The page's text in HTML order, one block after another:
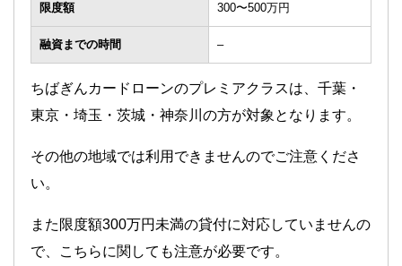
限度額 300〜500万円
融資までの時間 –
ちばぎんカードローンのプレミアクラスは、千葉・
東京・埼玉・茨城・神奈川の方が対象となります。
その他の地域では利用できませんのでご注意くださ
い。
また限度額300万円未満の貸付に対応していませんの
で、こちらに関しても注意が必要です。